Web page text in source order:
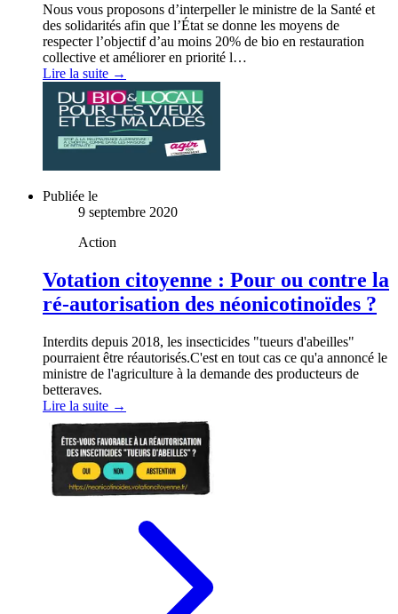
Nous vous proposons d’interpeller le ministre de la Santé et
des solidarités afin que l’État se donne les moyens de
respecter l’objectif d’au moins 20% de bio en restauration
collective et améliorer en priorité l…
Lire la suite →
Publiée le
9 septembre 2020
Action
Votation citoyenne : Pour ou contre la
ré-autorisation des néonicotinoïdes ?
Interdits depuis 2018, les insecticides "tueurs d'abeilles"
pourraient être réautorisés.C'est en tout cas ce qu'a annoncé le
ministre de l'agriculture à la demande des producteurs de
betteraves.
Lire la suite →